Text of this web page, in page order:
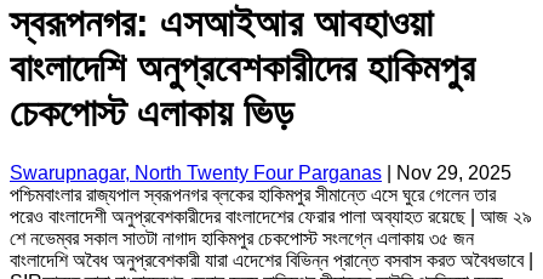
স্বরূপনগর: এসআইআর আবহাওয়া
বাংলাদেশি অনুপ্রবেশকারীদের হাকিমপুর
চেকপোস্ট এলাকায় ভিড়
Swarupnagar, North Twenty Four Parganas
Nov 29, 2025
পশ্চিমবাংলার রাজ্যপাল স্বরূপনগর ব্লকের হাকিমপুর সীমান্তে এসে ঘুরে গেলেন তার
পরেও বাংলাদেশী অনুপ্রবেশকারীদের বাংলাদেশের ফেরার পালা অব্যাহত রয়েছে | আজ ২৯
শে নভেম্বর সকাল সাতটা নাগাদ হাকিমপুর চেকপোস্ট সংলগ্নে এলাকায় ৩৫ জন
বাংলাদেশি অবৈধ অনুপ্রবেশকারী যারা এদেশের বিভিন্ন প্রান্তে বসবাস করত অবৈধভাবে |